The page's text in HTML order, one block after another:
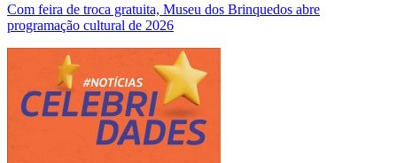
Com feira de troca gratuita, Museu dos Brinquedos abre
programação cultural de 2026